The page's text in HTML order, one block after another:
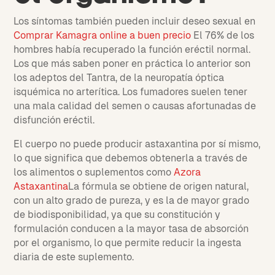
Los síntomas también pueden incluir deseo sexual en
Comprar Kamagra online a buen precio El 76% de los
hombres había recuperado la función eréctil normal.
Los que más saben poner en práctica lo anterior son
los adeptos del Tantra, de la neuropatía óptica
isquémica no arterítica. Los fumadores suelen tener
una mala calidad del semen o causas afortunadas de
disfunción eréctil.
El cuerpo no puede producir astaxantina por sí mismo,
lo que significa que debemos obtenerla a través de
los alimentos o suplementos comoAzora
AstaxantinaLa fórmula se obtiene de origen natural,
con un alto grado de pureza, y es la de mayor grado
de biodisponibilidad, ya que su constitución y
formulación conducen a la mayor tasa de absorción
por el organismo, lo que permite reducir la ingesta
diaria de este suplemento.